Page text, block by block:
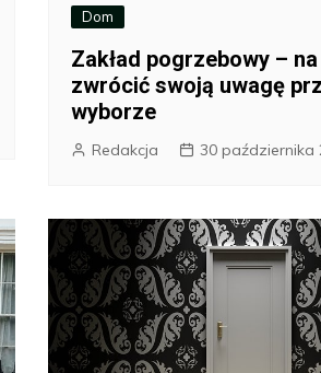
Dom
Zakład pogrzebowy –
zwrócić swoją uwagę
wyborze
Redakcja 30 października